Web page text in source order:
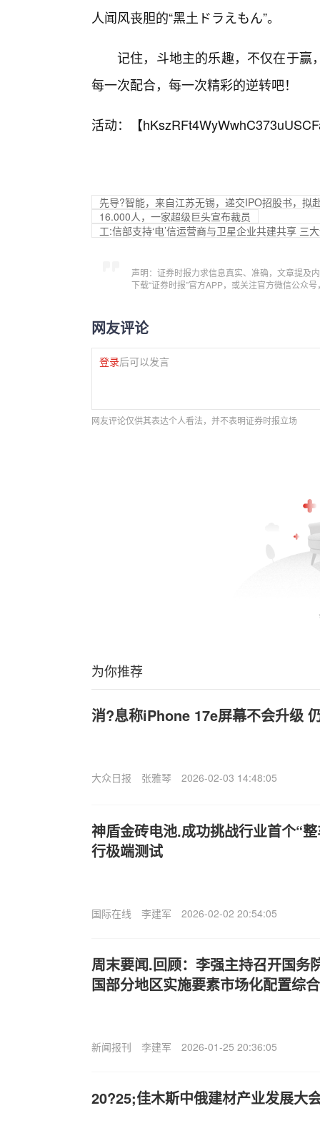
人闻风丧胆的“黑土ドラえもん”。
记住，斗地主的乐趣，不仅在于赢
每一次配合，每一次精彩的逆转吧！
活动：【
先导?智能，来自江苏无锡，递交IPO招股书，拟
16.000人，一家超级巨头宣布裁员
工:信部支持‘电’信运营商与卫星企业共建共享 三
声明：证券时报力求信息真实、准确，文章提及
下载“证券时报”官方APP，或关注官方微信公众
网友评论
登录后可以发言
网友评论仅供其表达个人看法，并不表明证券时报立场
为你推荐
消?息称iPhone 17e屏幕不会升级
大众日报 张雅琴 2026-02-03 14:48:05
神盾金砖电池.成功挑战行业首个“
行极端测试
国际在线 李建军 2026-02-02 20:54:05
周末要闻.回顾：李强主持召开国务
国部分地区实施要素市场化配置综
新闻报刊 李建军 2026-01-25 20:36:05
20?25;佳木斯中俄建材产业发展大